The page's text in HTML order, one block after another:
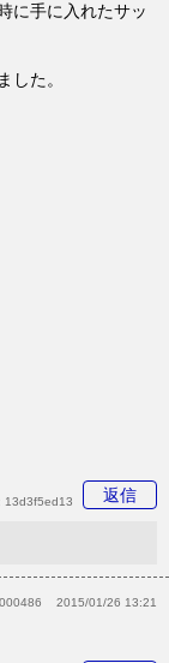
に手に入れたサッ
した。
返信
13d3f5ed13
000486 2015/01/26 13:21